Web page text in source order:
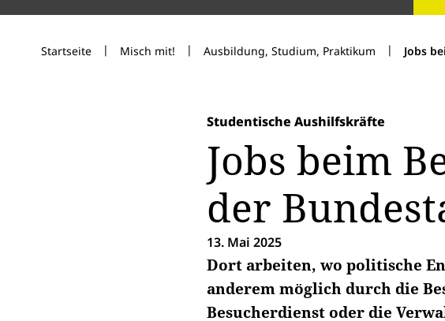
Startseite | Misch mit! | Ausbildung, Studium, Praktikum | Jobs
Studentische Aushilfskräfte
Jobs beim
der
13. Mai 2025
Dort arbeiten, wo politische
anderem möglich durch die
Besucherdienst oder die